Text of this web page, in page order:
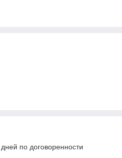
по договоренности